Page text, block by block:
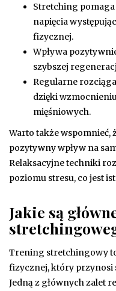
Stretching
napięcia
fizycznej.
Wpływa
szybszej
Regularne
dzięki
mięśniowych.
Warto także wspomnieć,
pozytywny wpływ na
Relaksacyjne techniki
poziomu stresu, co jest
Jakie są
Trening stretchingowy
fizycznej, który przynosi
Jedną z głównych zalet